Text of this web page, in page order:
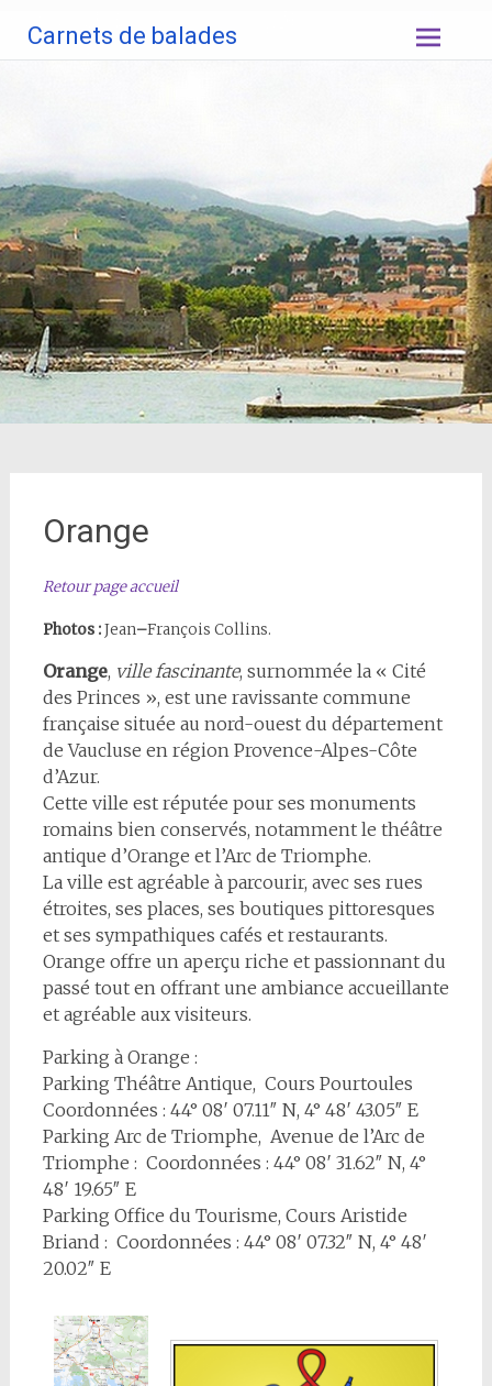
contenu
Carnets de balades
Orange
Retour page accueil
Photos :Jean–François Collins.
Orange, ville fascinante, surnommée la « Cité
des Princes », est une ravissante commune
française située au nord-ouest du département
de Vaucluse en région Provence-Alpes-Côte
d’Azur.
Cette ville est réputée pour ses monuments
romains bien conservés, notamment le théâtre
antique d’Orange et l’Arc de Triomphe.
La ville est agréable à parcourir, avec ses rues
étroites, ses places, ses boutiques pittoresques
et ses sympathiques cafés et restaurants.
Orange offre un aperçu riche et passionnant du
passé tout en offrant une ambiance accueillante
et agréable aux visiteurs.
Parking à Orange :
Parking Théâtre Antique, Cours Pourtoules
Coordonnées : 44° 08′ 07.11″ N, 4° 48′ 43.05″ E
Parking Arc de Triomphe, Avenue de l’Arc de
Triomphe : Coordonnées : 44° 08′ 31.62″ N, 4°
48′ 19.65″ E
Parking Office du Tourisme, Cours Aristide
Briand : Coordonnées : 44° 08′ 07.32″ N, 4° 48′
20.02″ E